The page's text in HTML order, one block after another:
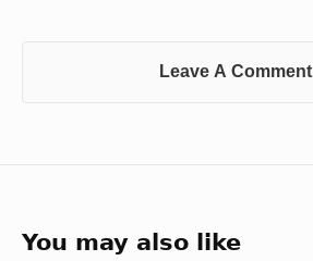
Leave A Comment
You may also like